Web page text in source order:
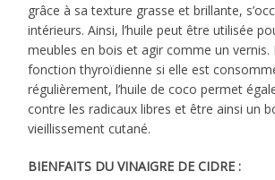
grâce à sa texture grasse et brillante,
intérieurs. Ainsi, l’huile peut être utilisée
meubles en bois et agir comme un vernis.
fonction thyroïdienne si elle est
régulièrement, l’huile de coco permet
contre les radicaux libres et être ainsi un
vieillissement cutané.
BIENFAITS DU VINAIGRE DE CIDRE :